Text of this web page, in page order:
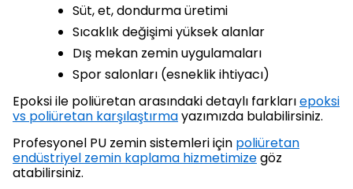
Süt, et, dondurma üretimi
Sıcaklık değişimi yüksek alanlar
Dış mekan zemin uygulamaları
Spor salonları (esneklik ihtiyacı)
Epoksi ile poliüretan arasındaki detaylı farklarıepoksi
vs poliüretan karşılaştırmayazımızda bulabilirsiniz.
Profesyonel PU zemin sistemleri için poliüretan
endüstriyel zemin kaplama hizmetimizegöz
atabilirsiniz.